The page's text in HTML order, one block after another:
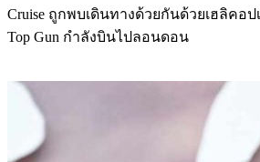
Cruise ถูกพบเดินทางด้วยกันด้วยเฮลิคอป
Top Gun กำลังบินไปลอนดอน